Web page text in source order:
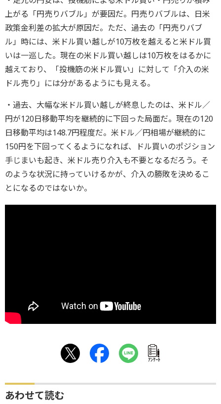
上がる「円売りバブル」が要因だ。円売りバブルは、日米
政策金利差の拡大が原因だ。ただ、過去の「円売りバブ
ル」時には、米ドル買い越しが10万枚を越えると米ドル買
いは一巡した。現在の米ドル買い越しは10万枚をはるかに
越えており、「投機筋の米ドル買い」に対して「介入の米
ドル売り」には分があるようにも見える。
・過去、大幅な米ドル買い越しが終息したのは、米ドル／
円が120日移動平均を継続的に下回った局面だ。現在の120
日移動平均は148.7円程度だ。米ドル／円相場が継続的に
150円を下回ってくるようになれば、ドル買いのポジション
手じまいも起き、米ドル売り介入も不要となるだろう。そ
のような状況に持っていけるかが、介入の勝敗を決めるこ
とになるのではないか。
ｱﾝｹｰﾄ
あわせて読む